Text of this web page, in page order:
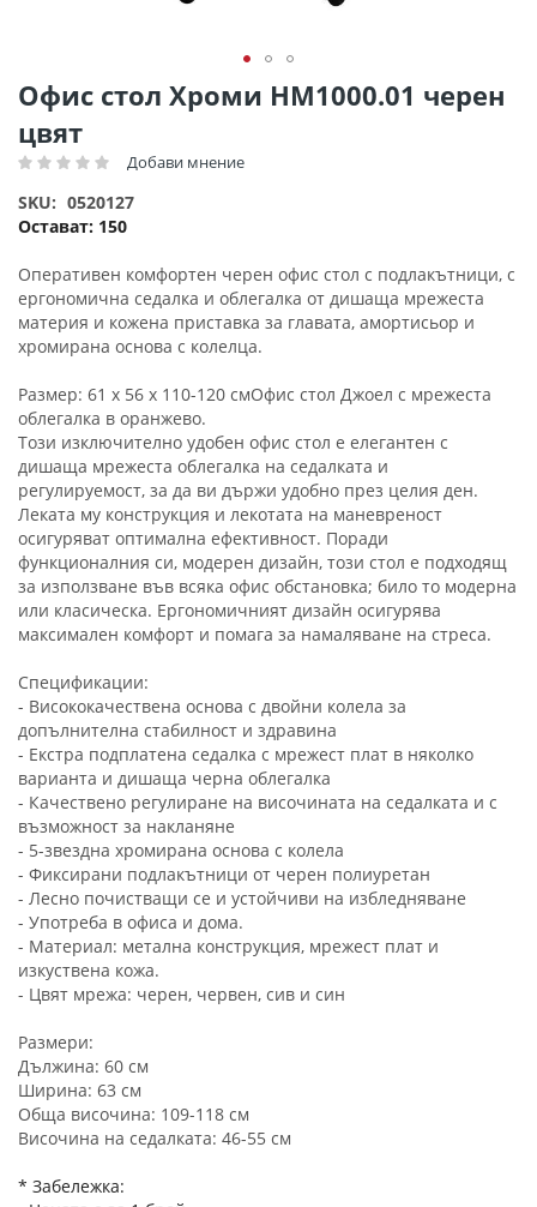
Офис стол Хроми HM1000.01 черен
цвят
Рейтинг: Добави мнение
Остават: 150
SKU 0520127
Оперативен комфортен черен офис стол с подлакътници, с
ергономична седалка и облегалка от дишаща мрежеста
материя и кожена приставка за главата, амортисьор и
хромирана основа с колелца.
Размер: 61 х 56 х 110-120 смОфис стол Джоел с мрежеста
облегалка в оранжево.
Този изключително удобен офис стол е елегантен с
дишаща мрежеста облегалка на седалката и
регулируемост, за да ви държи удобно през целия ден.
Леката му конструкция и лекотата на маневреност
осигуряват оптимална ефективност. Поради
функционалния си, модерен дизайн, този стол е подходящ
за използване във всяка офис обстановка; било то модерна
или класическа. Ергономичният дизайн осигурява
максимален комфорт и помага за намаляване на стреса.
Спецификации:
- Висококачествена основа с двойни колела за
допълнителна стабилност и здравина
- Екстра подплатена седалка с мрежест плат в няколко
варианта и дишаща черна облегалка
- Качествено регулиране на височината на седалката и с
възможност за накланяне
- 5-звездна хромирана основа с колела
- Фиксирани подлакътници от черен полиуретан
- Лесно почистващи се и устойчиви на избледняване
- Употреба в офиса и дома.
- Материал: метална конструкция, мрежест плат и
изкуствена кожа.
- Цвят мрежа: черен, червен, сив и син
Размери:
Дължина: 60 ​​см
Ширина: 63 см
Обща височина: 109-118 см
Височина на седалката: 46-55 см
* Забележка:
Преминете
към
началото
на
със
снимки